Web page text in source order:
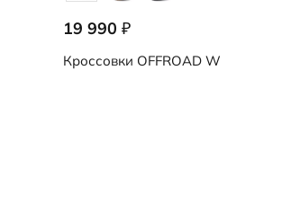
19 990 ₽
Кроссовки OFFROAD W